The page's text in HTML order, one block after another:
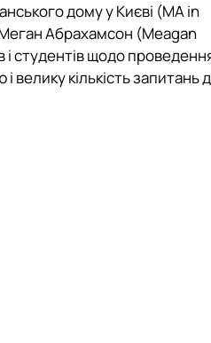
дому у Києві (MA in
Абрахамсон (Meagan
студентів щодо
велику кількість запитань